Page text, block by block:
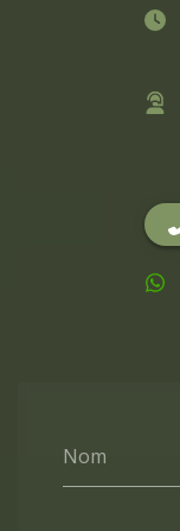
Nom